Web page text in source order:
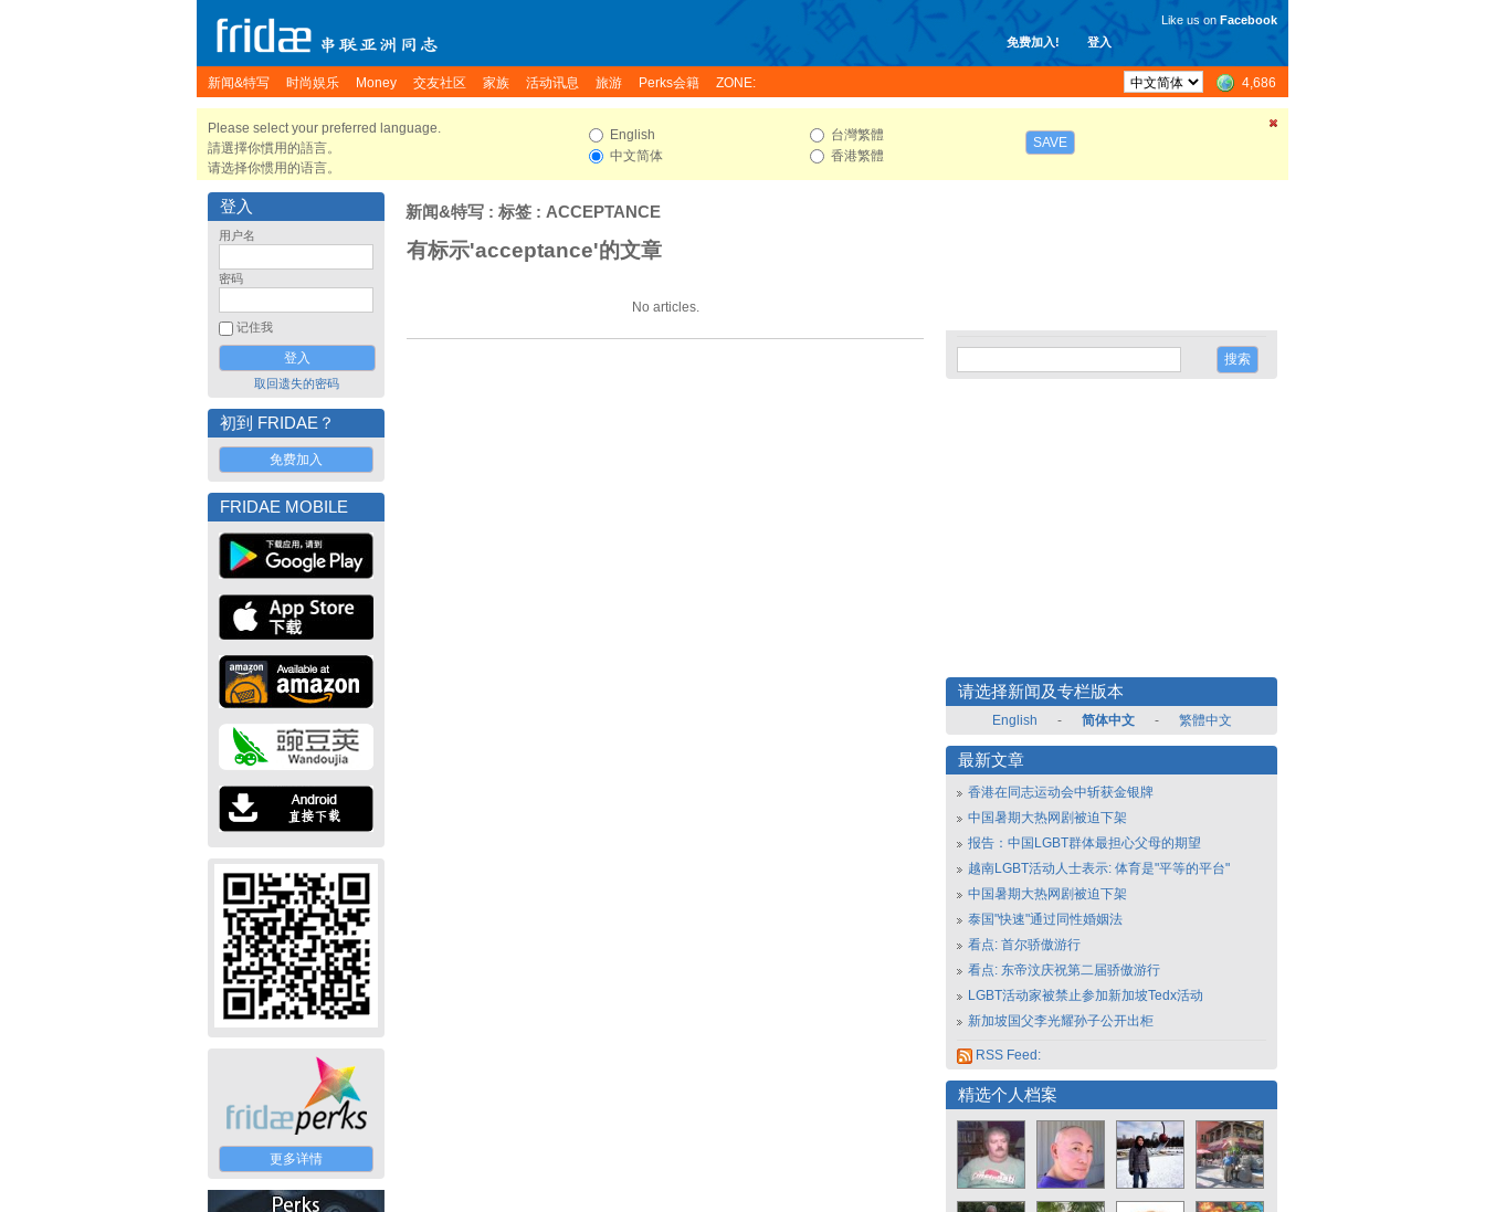
免费加入! 登入
Like us on Facebook
新闻&特写 时尚娱乐 Money 交友社区 家族 活动讯息 旅游 Perks会籍 ZONE: 4,686
Please select your preferred language.
請選擇你慣用的語言。
请选择你惯用的语言。
English
中文简体
台灣繁體
香港繁體
SAVE
登入
用户名
密码
记住我
取回遗失的密码
初到 FRIDAE？
免费加入
FRIDAE MOBILE
更多详情
新闻&特写 : 标签 : ACCEPTANCE
有标示'acceptance'的文章
No articles.
请选择新闻及专栏版本
English - 简体中文 - 繁體中文
最新文章
香港在同志运动会中斩获金银牌
中国暑期大热网剧被迫下架
报告：中国LGBT群体最担心父母的期望
越南LGBT活动人士表示: 体育是"平等的平台"
中国暑期大热网剧被迫下架
泰国"快速"通过同性婚姻法
看点: 首尔骄傲游行
看点: 东帝汶庆祝第二届骄傲游行
LGBT活动家被禁止参加新加坡Tedx活动
新加坡国父李光耀孙子公开出柜
RSS Feed:
精选个人档案